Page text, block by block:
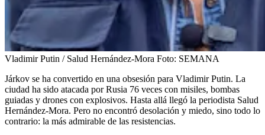
Vladimir Putin / Salud Hernández-Mora Foto: SEMANA
Járkov se ha convertido en una obsesión para Vladimir Putin. La
ciudad ha sido atacada por Rusia 76 veces con misiles, bombas
guiadas y drones con explosivos. Hasta allá llegó la periodista Salud
Hernández-Mora. Pero no encontró desolación y miedo, sino todo lo
contrario: la más admirable de las resistencias.